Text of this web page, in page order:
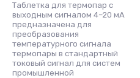
Таблетка для термопар с
выходным сигналом 4–20 мА
предназначена для
преобразования
температурного сигнала
термопары в стандартный
токовый сигнал для систем
промышленной